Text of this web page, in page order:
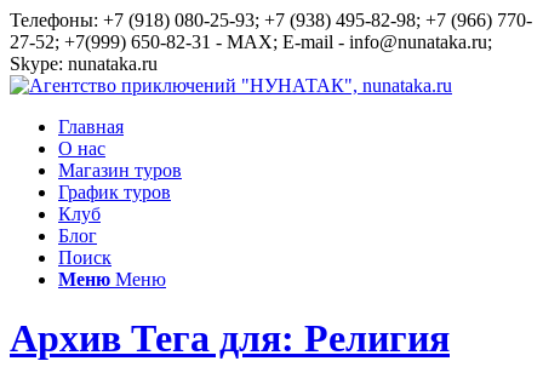
Телефоны: +7 (918) 080-25-93; +7 (938) 495-82-98; +7 (966) 770-
27-52; +7(999) 650-82-31 - MAX; E-mail - info@nunataka.ru;
Skype: nunataka.ru
Главная
О нас
Магазин туров
График туров
Клуб
Блог
Поиск
Меню Меню
Архив Тега для: Религия